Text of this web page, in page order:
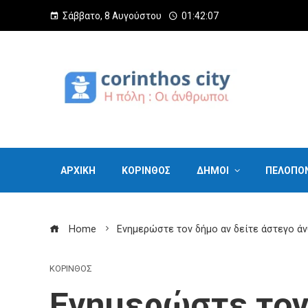
Σάββατο, 8 Αυγούστου 01:42:08
ΑΡΧΙΚΗ ΚΟΡΙΝΘΟΣ ΔΗΜΟΙ
Home Eνημερώστε τον δήμο αν δείτε άστεγο
ΚΟΡΙΝΘΟΣ